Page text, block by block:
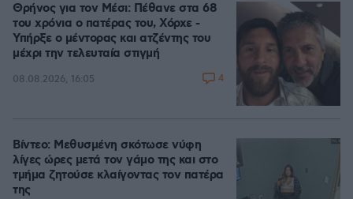
Θρήνος για τον Μέσι: Πέθανε στα 68
του χρόνια ο πατέρας του, Χόρχε -
Υπήρξε ο μέντορας και ατζέντης του
μέχρι την τελευταία στιγμή
08.08.2026, 16:05 4
Βίντεο: Μεθυσμένη σκότωσε νύφη
λίγες ώρες μετά τον γάμο της και στο
τμήμα ζητούσε κλαίγοντας τον πατέρα
της